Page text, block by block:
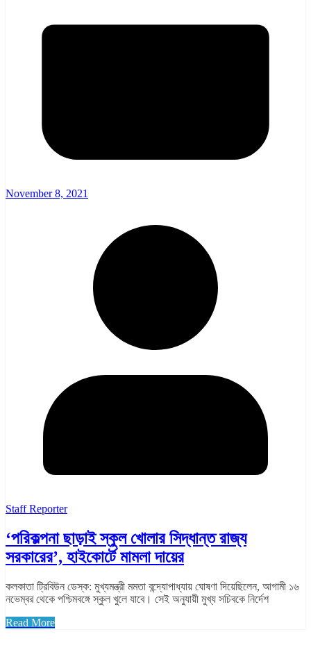
November 8, 2021
Staff Reporter
‘পরিকল্পনা ছাড়াই স্কুল খোলার সিদ্ধান্ত রাজ্য
সরকারের’, হাইকোর্টে মামলা দায়ের
কলকাতা ট্রিবিউন ডেস্ক: মুখ্যমন্ত্রী মমতা বন্দ্যোপাধ্যায় ঘোষণা দিয়েছিলেন, আগামী ১৬
নভেম্বর থেকে পশ্চিমবঙ্গে স্কুল খুলে যাবে। সেই অনুযায়ী মুখ্য সচিবকে নির্দেশ
Read More